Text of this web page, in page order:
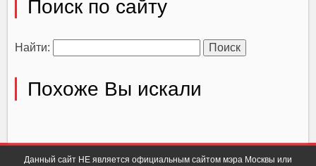
Поиск по сайту
Найти:
Похоже Вы искали
Данный сайт НЕ является официальным сайтом мэра Москвы или